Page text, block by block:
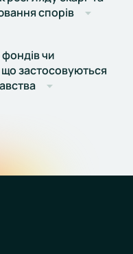
спорів
чи
застосовуються